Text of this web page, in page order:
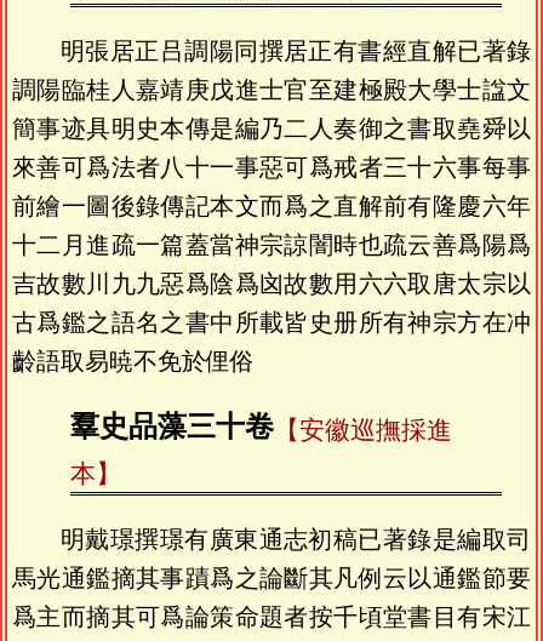
明張居正吕調陽同撰居正有書經直解已著錄
調陽臨桂人嘉靖庚戊進士官至建極殿大學士諡文
簡事迹具明史本傳是編乃二人奏御之書取堯舜以
來善可爲法者八十一事惡可爲戒者三十六事每事
前繪一圖後錄傳記本文而爲之直解前有隆慶六年
十二月進疏一篇蓋當神宗諒闇時也疏云善爲陽爲
吉故數川九九惡爲陰爲㓙故數用六六取唐太宗以
古爲鑑之語名之書中所載皆史册所有神宗方在冲
齡語取易暁不免於俚俗
羣史品藻三十卷【安徽巡撫採進
本】
明戴璟撰璟有廣東通志初稿已著錄是編取司
馬光通鑑摘其事蹟爲之論斷其凡例云以通鑑節要
爲主而摘其可爲論策命題者按千頃堂書目有宋江